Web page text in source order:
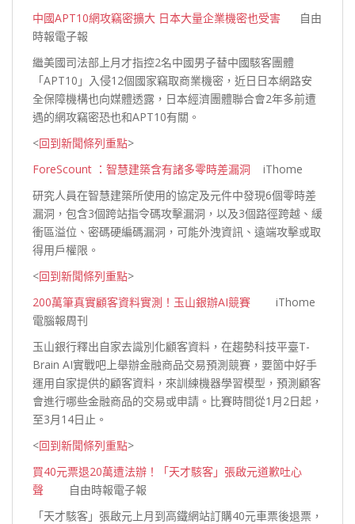
中國APT10網攻竊密擴大 日本大量企業機密也受害 自由
時報電子報
繼美國司法部上月才指控2名中國男子替中國駭客團體
「APT10」入侵12個國家竊取商業機密，近日日本網路安
全保障機構也向媒體透露，日本經濟團體聯合會2年多前遭
遇的網攻竊密恐也和APT1 0有關。
<回到新聞條列重點>
ForeScount ：智慧建築含有諸多零時差漏洞 iThome
研究人員在智慧建築所使用的協定及元件中發現6個零時差
漏洞，包含3個跨站指令碼攻擊漏洞，以及3個路徑跨越、緩
衝區溢位、密碼硬編碼漏洞，可能外洩資訊、遠端攻擊或取
得用戶權限。
<回到新聞條列重點>
200萬筆真實顧客資料實測！玉山銀辦AI競賽 iThome
電腦報周刊
玉山銀行釋出自家去識別化顧客資料，在趨勢科技平臺T-
Brain AI實戰吧上舉辦金融商品交易預測競賽，要箇中好手
運用自家提供的顧客資料，來訓練機器學習模型，預測顧客
會進行哪些金融商品的交易或申請。比賽時間從1月2日起，
至3月14日止。
<回到新聞條列重點>
買40元票退20萬遭法辦！「天才駭客」張啟元道歉吐心
聲 自由時報電子報
「天才駭客」張啟元上月到高鐵網站訂購40元車票後退票，